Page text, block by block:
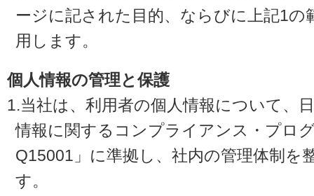
ージに記された目的、ならびに上記1の
用します。
個人情報の管理と保護
1.当社は、利用者の個人情報について、
情報に関するコンプライアンス・プロ
Q15001」に準拠し、社内の管理体制を
す。